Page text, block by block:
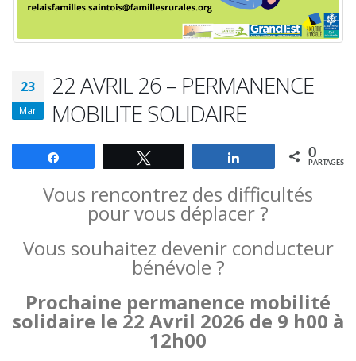
23
Mar
22 AVRIL 26 – PERMANENCE
MOBILITE SOLIDAIRE
Partagez 0
PARTAGES
Vous rencontrez des difficultés
pour vous déplacer ?
Vous souhaitez devenir conducteur
bénévole ?
Prochaine permanence mobilité
solidaire le 22 Avril 2026 de 9 h00 à
12h00